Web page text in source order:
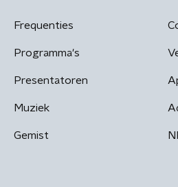
Frequenties
Programma's
Presentatoren
Muziek
Gemist